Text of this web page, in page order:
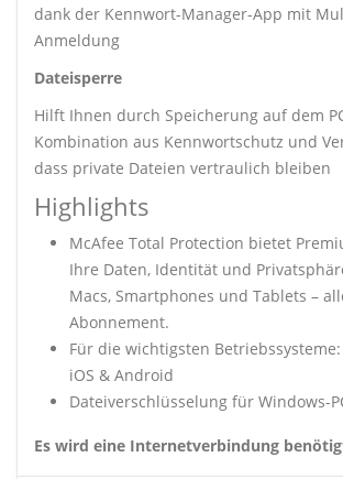
dank der Kennwort-Manager-App mit
Anmeldung
Dateisperre
Hilft Ihnen durch Speicherung auf dem
Kombination aus Kennwortschutz und
dass private Dateien vertraulich bleiben
Highlights
McAfee Total Protection bietet
Ihre Daten, Identität und
Macs, Smartphones und Tablets –
Abonnement.
Für die wichtigsten
iOS & Android
Dateiverschlüsselung für Windows-
Es wird eine Internetverbindung